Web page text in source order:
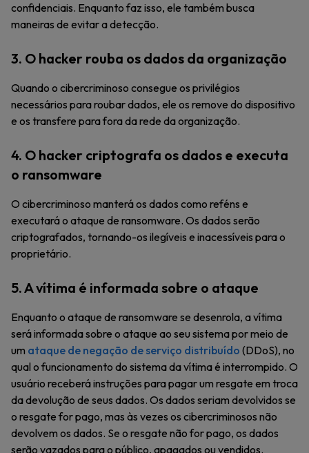
confidenciais. Enquanto faz isso, ele também busca
maneiras de evitar a detecção.
3. O hacker rouba os dados da organização
Quando o cibercriminoso consegue os privilégios
necessários para roubar dados, ele os remove do dispositivo
e os transfere para fora da rede da organização.
4. O hacker criptografa os dados e executa
o ransomware
O cibercriminoso manterá os dados como reféns e
executará o ataque de ransomware. Os dados serão
criptografados, tornando-os ilegíveis e inacessíveis para o
proprietário.
5. A vítima é informada sobre o ataque
Enquanto o ataque de ransomware se desenrola, a vítima
será informada sobre o ataque ao seu sistema por meio de
um ataque de negação de serviço distribuído (DDoS), no
qual o funcionamento do sistema da vítima é interrompido. O
usuário receberá instruções para pagar um resgate em troca
da devolução de seus dados. Os dados seriam devolvidos se
o resgate for pago, mas às vezes os cibercriminosos não
devolvem os dados. Se o resgate não for pago, os dados
serão vazados para o público, apagados ou vendidos.